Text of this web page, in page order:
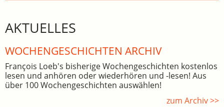
AKTUELLES
WOCHEN­GE­SCHICHTEN ARCHIV
François Loeb's bisherige Wochengeschichten kostenlos
lesen und anhören oder wiederhören und -lesen! Aus
über 100 Wochengeschichten auswählen!
zum Archiv >>